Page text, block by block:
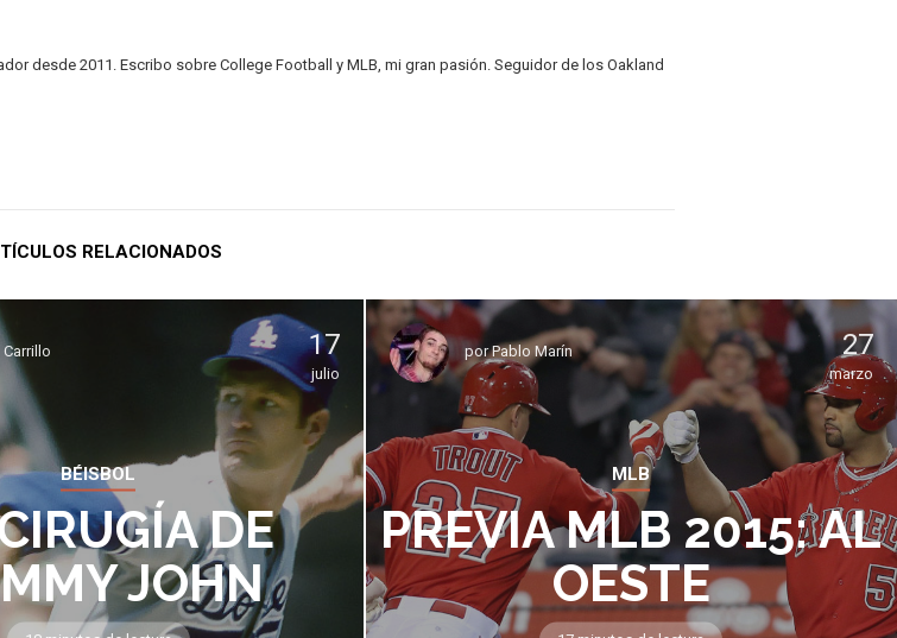
desde 2011. Escribo sobre College Football y MLB, mi gran pasión. Seguidor de los Oakland
RELACIONADOS
17
julio
BÉISBOL
DE
JOHN
porPablo Marín 27
marzo
MLB
PREVIA MLB 2015: AL
OESTE